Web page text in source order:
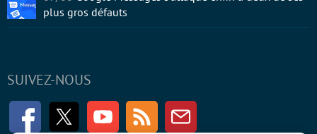
SUIVEZ-NOUS
FacebookTwitter Youtube RSS Newsletter
plus gros défauts